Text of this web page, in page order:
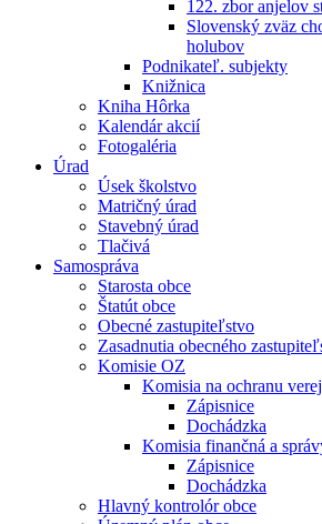
122. zbor anjelov
Slovenský zväz
holubov
Podnikateľ. subjekty
Knižnica
Kniha Hôrka
Kalendár akcií
Fotogaléria
Úrad
Úsek školstvo
Matričný úrad
Stavebný úrad
Tlačivá
Samospráva
Starosta obce
Štatút obce
Obecné zastupiteľstvo
Zasadnutia obecného
Komisie OZ
Komisia na ochranu
Zápisnice
Dochádzka
Komisia finančná a
Zápisnice
Dochádzka
Hlavný kontrolór obce